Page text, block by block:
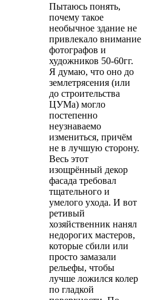
Пытаюсь понять,
почему такое
необычное здание не
привлекало внимание
фотографов и
художников 50-60гг.
Я думаю, что оно до
землетрясения (или
до строительства
ЦУМа) могло
постепенно
неузнаваемо
измениться, причём
не в лучшую сторону.
Весь этот
изощрённый декор
фасада требовал
тщательного и
умелого ухода. И вот
ретивый
хозяйственник нанял
недорогих мастеров,
которые сбили или
просто замазали
рельефы, чтобы
лучше ложился колер
по гладкой